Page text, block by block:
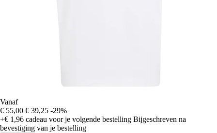
Vanaf
€ 55,00 € 39,25 -29%
+€ 1,96 cadeau voor je volgende bestelling Bijgeschreven na
bevestiging van je bestelling